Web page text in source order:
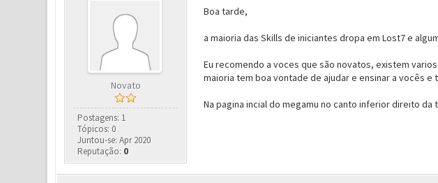
Novato
Postagens: 1
Tópicos: 0
Juntou-se: Apr 2020
Reputação: 0
Boa tarde,
a maioria das Skills de iniciantes dropa em Lost7 e
Eu recomendo a voces que são novatos, existem
maioria tem boa vontade de ajudar e ensinar a vocês e
Na pagina incial do megamu no canto inferior direito